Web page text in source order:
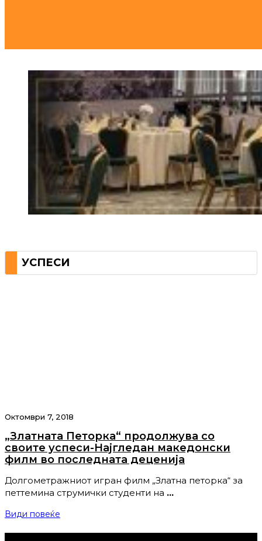
УСПЕСИ
Октомври 7, 2018
„Златната Петорка“ продолжува со
своите успеси-Најгледан македонски
филм во последната деценија
Долгометражниот игран филм „Златна петорка“ за
петтемина струмички студенти на …
Види повеќе